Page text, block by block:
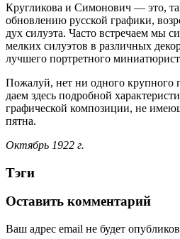
Кругликова и Симонович — это,
обновлению русской графики,
дух силуэта. Часто встречаем мы
мелких силуэтов в различных
лучшего портретного
Пожалуй, нет ни одного крупного
даем здесь подробной
графической композиции, не
пятна.
Октябрь 1922 г.
Тэги
Оставить комментарий
Ваш адрес email не будет